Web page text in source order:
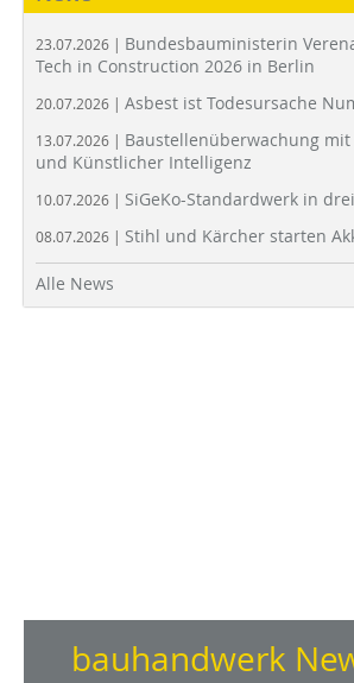
23.07.2026 | Bundesbauministerin
Tech in Construction 2026 in Berlin
20.07.2026 | Asbest ist Todesursache
13.07.2026 | Baustellenüberwachung
und Künstlicher Intelligenz
10.07.2026 | SiGeKo-Standardwerk in
08.07.2026 | Stihl und Kärcher starten
Alle News
bauhandwerk